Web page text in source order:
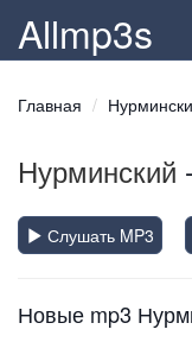
Allmp3s
Главная
Нурминский
Слушать MP3
Новые mp3